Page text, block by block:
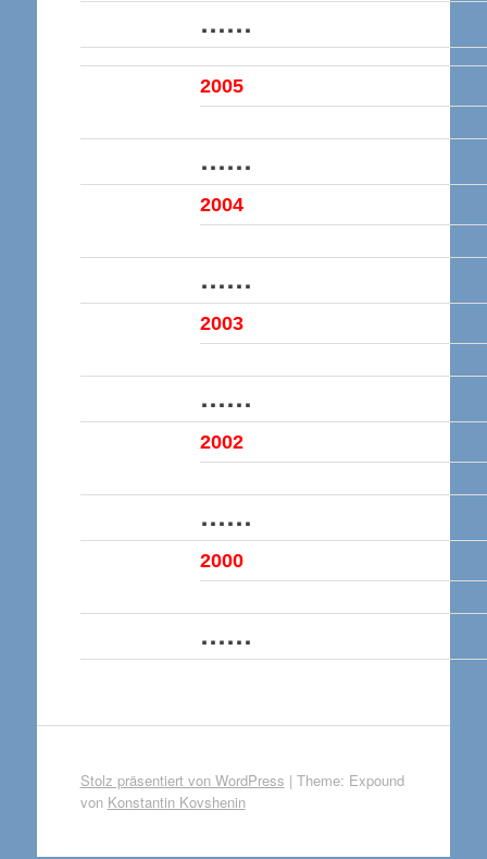
……
2005
……
2004
……
2003
……
2002
……
2000
……
Stolz präsentiert von WordPress | Theme: Expound
von Konstantin Kovshenin